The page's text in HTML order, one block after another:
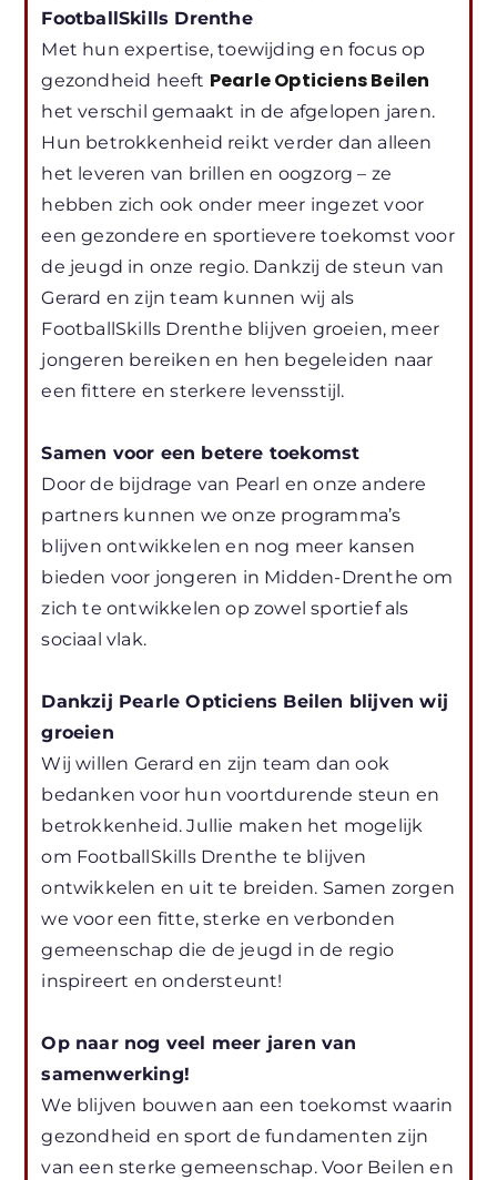
FootballSkills Drenthe
Met hun expertise, toewijding en focus op
gezondheid heeft Pearle Opticiens Beilen
het verschil gemaakt in de afgelopen jaren.
Hun betrokkenheid reikt verder dan alleen
het leveren van brillen en oogzorg – ze
hebben zich ook onder meer ingezet voor
een gezondere en sportievere toekomst voor
de jeugd in onze regio. Dankzij de steun van
Gerard en zijn team kunnen wij als
FootballSkills Drenthe blijven groeien, meer
jongeren bereiken en hen begeleiden naar
een fittere en sterkere levensstijl.
Samen voor een betere toekomst
Door de bijdrage van Pearl en onze andere
partners kunnen we onze programma’s
blijven ontwikkelen en nog meer kansen
bieden voor jongeren in Midden-Drenthe om
zich te ontwikkelen op zowel sportief als
sociaal vlak.
Dankzij Pearle Opticiens Beilen blijven wij
groeien
Wij willen Gerard en zijn team dan ook
bedanken voor hun voortdurende steun en
betrokkenheid. Jullie maken het mogelijk
om FootballSkills Drenthe te blijven
ontwikkelen en uit te breiden. Samen zorgen
we voor een fitte, sterke en verbonden
gemeenschap die de jeugd in de regio
inspireert en ondersteunt!
Op naar nog veel meer jaren van
samenwerking!
We blijven bouwen aan een toekomst waarin
gezondheid en sport de fundamenten zijn
van een sterke gemeenschap. Voor Beilen en